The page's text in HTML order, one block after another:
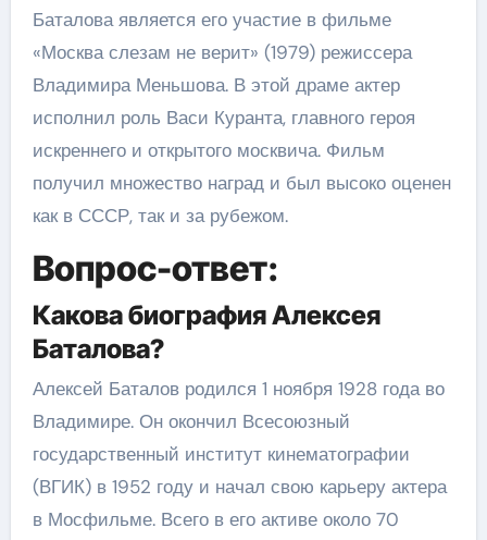
Баталова является его участие в фильме
«Москва слезам не верит» (1979) режиссера
Владимира Меньшова. В этой драме актер
исполнил роль Васи Куранта, главного героя
искреннего и открытого москвича. Фильм
получил множество наград и был высоко оценен
как в СССР, так и за рубежом.
Вопрос-ответ:
Какова биография Алексея
Баталова?
Алексей Баталов родился 1 ноября 1928 года во
Владимире. Он окончил Всесоюзный
государственный институт кинематографии
(ВГИК) в 1952 году и начал свою карьеру актера
в Мосфильме. Всего в его активе около 70